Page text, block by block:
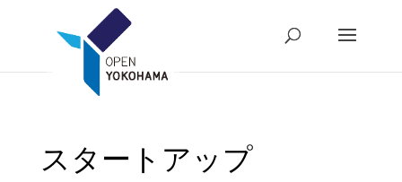
スタートアップ